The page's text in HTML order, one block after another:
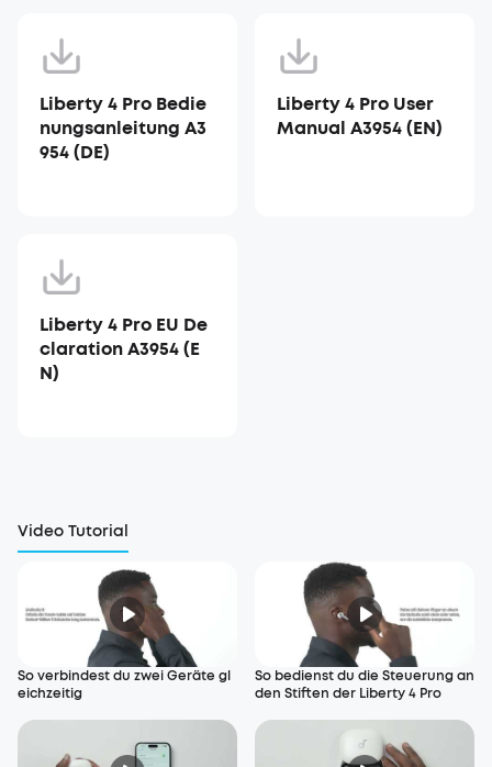
Liberty 4 Pro Bedie
nungsanleitung A3
954 (DE)
Liberty 4 Pro User
Manual A3954 (EN)
Liberty 4 Pro EU De
claration A3954 (E
N)
Video Tutorial
So verbindest du zwei Geräte gl
eichzeitig
So bedienst du die Steuerung an
den Stiften der Liberty 4 Pro